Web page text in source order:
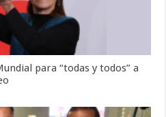
para “todas y todos” a